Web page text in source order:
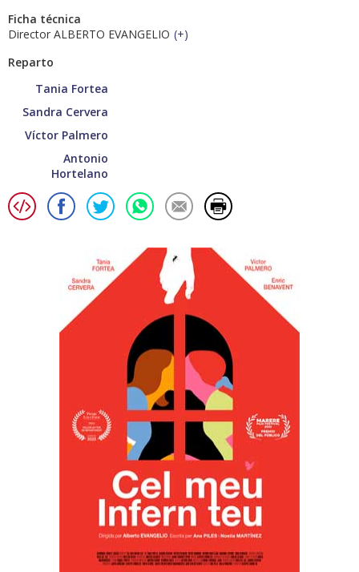
Ficha técnica
Director ALBERTO EVANGELIO (+)
Reparto
Tania Fortea
Sandra Cervera
Víctor Palmero
Antonio
Hortelano